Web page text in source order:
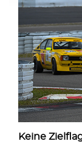
Keine